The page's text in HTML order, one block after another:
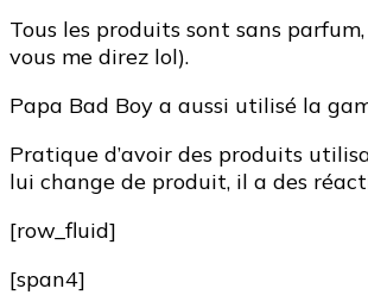
Tous les produits sont sans
vous me direz lol).
Papa Bad Boy a aussi utilisé la
Pratique d’avoir des produits
lui change de produit, il a des
[row_fluid]
[span4]